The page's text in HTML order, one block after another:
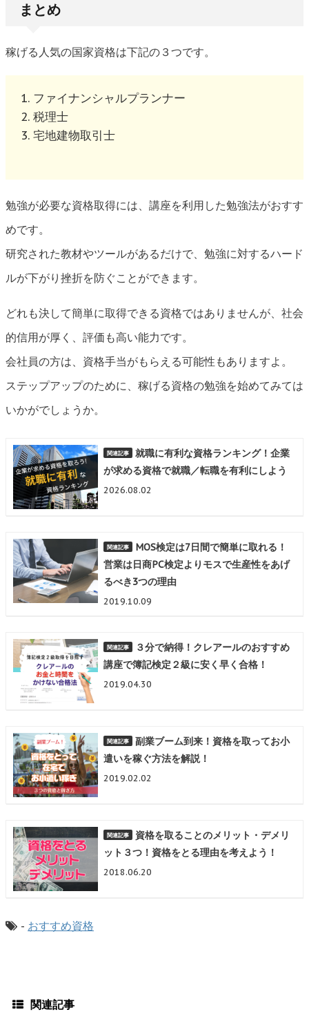
まとめ
稼げる人気の国家資格は下記の３つです。
ファイナンシャルプランナー
税理士
宅地建物取引士
勉強が必要な資格取得には、講座を利用した勉強法がおすす
めです。
研究された教材やツールがあるだけで、勉強に対するハード
ルが下がり挫折を防ぐことができます。
どれも決して簡単に取得できる資格ではありませんが、社会
的信用が厚く、評価も高い能力です。
会社員の方は、資格手当がもらえる可能性もありますよ。
ステップアップのために、稼げる資格の勉強を始めてみては
いかがでしょうか。
就職に有利な資格ランキング！企業
が求める資格で就職／転職を有利にしよう
2026.08.02
MOS検定は7日間で簡単に取れる！
営業は日商PC検定よりモスで生産性をあげ
るべき3つの理由
2019.10.09
３分で納得！クレアールのおすすめ
講座で簿記検定２級に安く早く合格！
2019.04.30
副業ブーム到来！資格を取ってお小
遣いを稼ぐ方法を解説！
2019.02.02
資格を取ることのメリット・デメリ
ット３つ！資格をとる理由を考えよう！
2018.06.20
- おすすめ資格
関連記事